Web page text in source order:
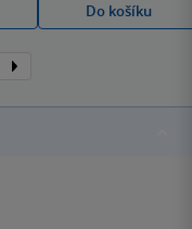
Do košíku